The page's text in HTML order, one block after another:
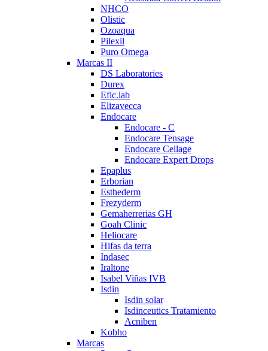
NHCO
Olistic
Ozoaqua
Pilexil
Puro Omega
Marcas II
DS Laboratories
Durex
Efic.lab
Elizavecca
Endocare
Endocare - C
Endocare Tensage
Endocare Cellage
Endocare Expert Drops
Epaplus
Erborian
Esthederm
Frezyderm
Gemaherrerias GH
Goah Clinic
Heliocare
Hifas da terra
Indasec
Iraltone
Isabel Viñas IVB
Isdin
Isdin solar
Isdinceutics Tratamiento
Acniben
Kobho
Marcas